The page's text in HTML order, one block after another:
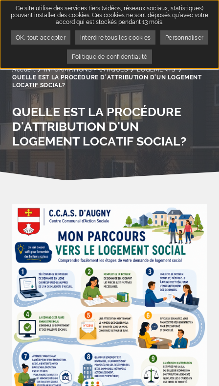
Accueil INFORMATIONS PRATIQUES LOGEMENTS
Page
QUELLE EST LA PROCÉDURE D'ATTRIBUTION D'UN LOGEMENT
LOCATIF SOCIAL?
QUELLE EST LA PROCÉDURE
D'ATTRIBUTION D'UN
LOGEMENT LOCATIF SOCIAL?
Ce site utilise des services tiers (vidéos, réseaux sociaux, statistiques)
pouvant installer des cookies. Ces cookies ne sont déposés qu’avec votre
accord qui est stockés pendant 13 mois.
OK, tout accepter Interdire tous les cookies Personnaliser
Politique de confidentialité